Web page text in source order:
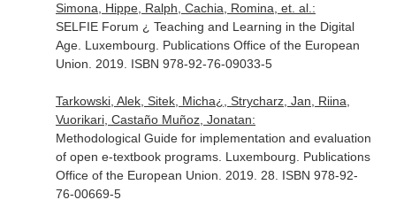
Simona, Hippe, Ralph, Cachia, Romina, et. al.:
SELFIE Forum ¿ Teaching and Learning in the Digital
Age. Luxembourg. Publications Office of the European
Union. 2019. ISBN 978-92-76-09033-5
Tarkowski, Alek, Sitek, Micha¿, Strycharz, Jan, Riina,
Vuorikari, Castaño Muñoz, Jonatan:
Methodological Guide for implementation and evaluation
of open e-textbook programs. Luxembourg. Publications
Office of the European Union. 2019. 28. ISBN 978-92-
76-00669-5